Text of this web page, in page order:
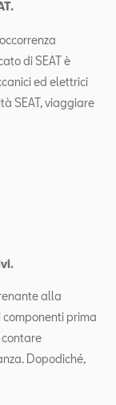
di SEAT è
ed elettrici
SEAT, viaggiare
alla
prima
contare
Dopodiché,